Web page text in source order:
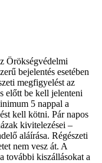
Örökségvédelmi
bejelentés esetében
megfigyelést az
előtt be kell jelenteni
5 nappal a
kell kötni. Pár napos
kivitelezései –
aláírása. Régészeti
nem vesz át. A
további kiszállásokat a